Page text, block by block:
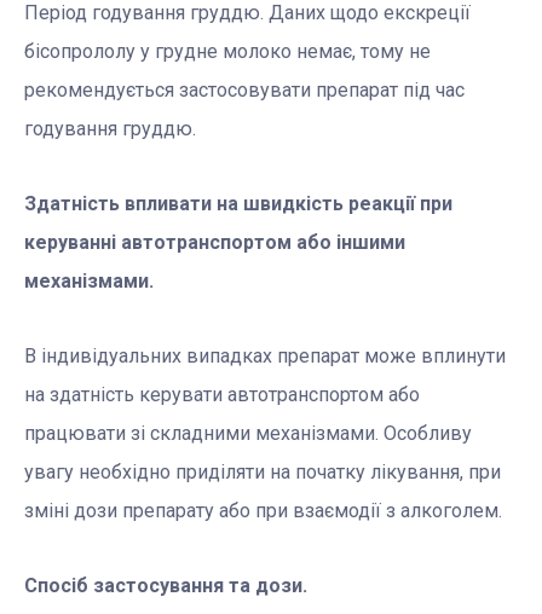
Період годування груддю. Даних щодо екскреції
бісопрололу у грудне молоко немає, тому не
рекомендується застосовувати препарат під час
годування груддю.
Здатність впливати на швидкість реакції при
керуванні автотранспортом або іншими
механізмами.
В індивідуальних випадках препарат може вплинути
на здатність керувати автотранспортом або
працювати зі складними механізмами. Особливу
увагу необхідно приділяти на початку лікування, при
зміні дози препарату або при взаємодії з алкоголем.
Спосіб застосування та дози.